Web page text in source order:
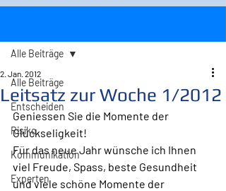
Alle Beiträge
Entscheiden
Risiko
Kommunikation
Experten
Alle Beiträge
Leitsatz zur Woche 1/2012
2. Jan. 2012
Geniessen Sie die Momente der
Glückseligkeit!
Für das neue Jahr wünsche ich Ihnen
viel Freude, Spass, beste Gesundheit
und viele schöne Momente der